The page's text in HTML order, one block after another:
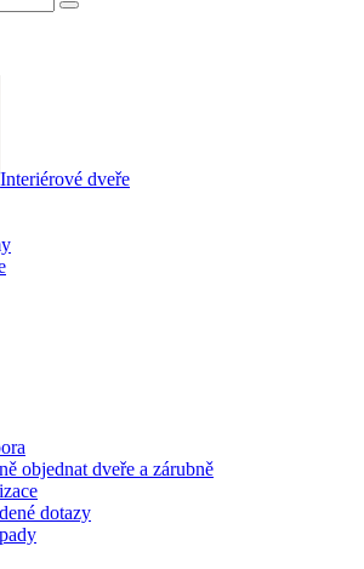
Interiérové dveře
objednat dveře a zárubně
dotazy